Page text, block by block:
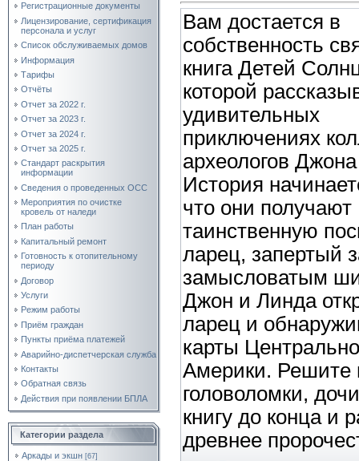
Регистрационные документы
Лицензирование, cертификация
персонала и услуг
Список обслуживаемых домов
Информация
Тарифы
Отчёты
Отчет за 2022 г.
Отчет за 2023 г.
Отчет за 2024 г.
Отчет за 2025 г.
Стандарт раскрытия
информации
Сведения о проведенных ОСС
Мероприятия по очистке
кровель от наледи
План работы
Капитальный ремонт
Готовность к отопительному
периоду
Договор
Услуги
Режим работы
Приём граждан
Пункты приёма платежей
Аварийно-диспетчерская служба
Контакты
Обратная связь
Действия при появлении БПЛА
Категории раздела
Аркады и экшн [67]
Вам достается в
собственность
книга Детей
которой
удивительных
приключениях
археологов
История
что они получают
таинственную
ларец, запертый
замысловатым
Джон и Линда
ларец и
карты
Америки. Решите
головоломки,
книгу до конца и
древнее